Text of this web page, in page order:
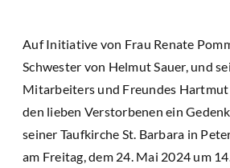
Auf Initiative von Frau Renate
Schwester von Helmut Sauer, und
Mitarbeiters und Freundes
den lieben Verstorbenen ein
seiner Taufkirche St. Barbara in
am Freitag, dem 24. Mai 2024 um